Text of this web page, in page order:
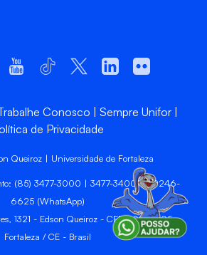
Conosco
Sempre Unifor
de Privacidade
Queiroz | Universidade de Fortaleza
(85) 3477-3000 | 3477-3400 | 99246-
6625 (WhatsApp)
1321 - Edson Queiroz - CEP 60811-905 -
Fortaleza / CE - Brasil